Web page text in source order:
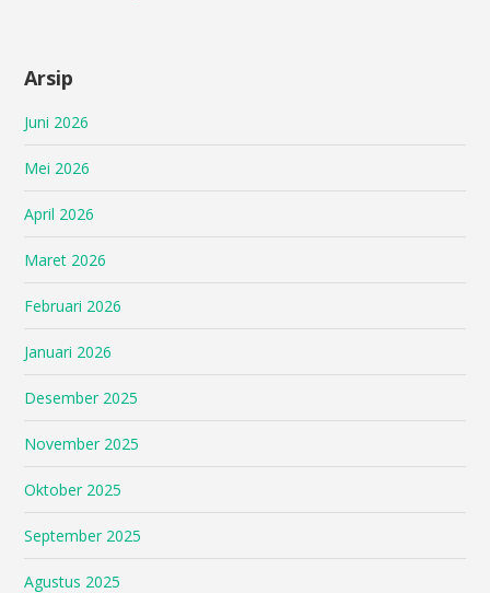
Arsip
Juni 2026
Mei 2026
April 2026
Maret 2026
Februari 2026
Januari 2026
Desember 2025
November 2025
Oktober 2025
September 2025
Agustus 2025